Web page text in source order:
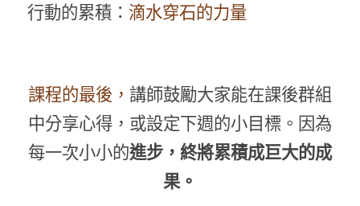
行動的累積： 滴水穿石的力量
課程的最後， 講師鼓勵大家能在課後群組
中分享心得，或設定下週的小目標。因為
每一次小小的進步，終將累積成巨大的成
果。